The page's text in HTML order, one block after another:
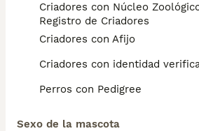
Criadores con Núcleo
Registro de Criadores
Criadores con Afijo
Criadores con identidad
Perros con Pedigree
Sexo de la mascota